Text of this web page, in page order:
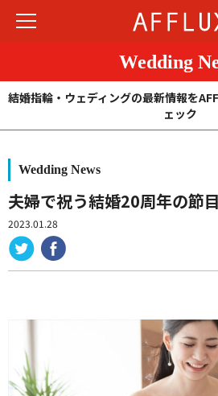
商品カテゴリ
ショップ
ゆびわ言葉®
クオリティ
Wedding
結婚指輪・ウェディングの最新情報を
ェック
Wedding News
夫婦で祝う結婚20周年の節
2023.01.28